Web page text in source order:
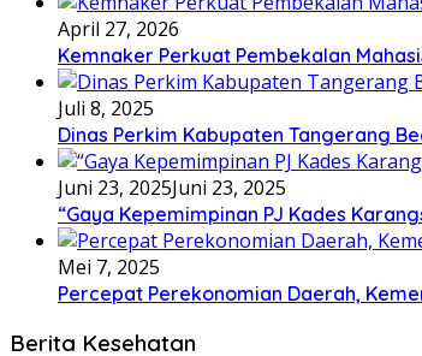
April 27, 2026
Kemnaker Perkuat Pembekalan
Juli 8, 2025
Dinas Perkim Kabupaten Tangerang
Juni 23, 2025Juni 23, 2025
“Gaya Kepemimpinan PJ Kades
Mei 7, 2025
Percepat Perekonomian Daerah,
Berita Kesehatan